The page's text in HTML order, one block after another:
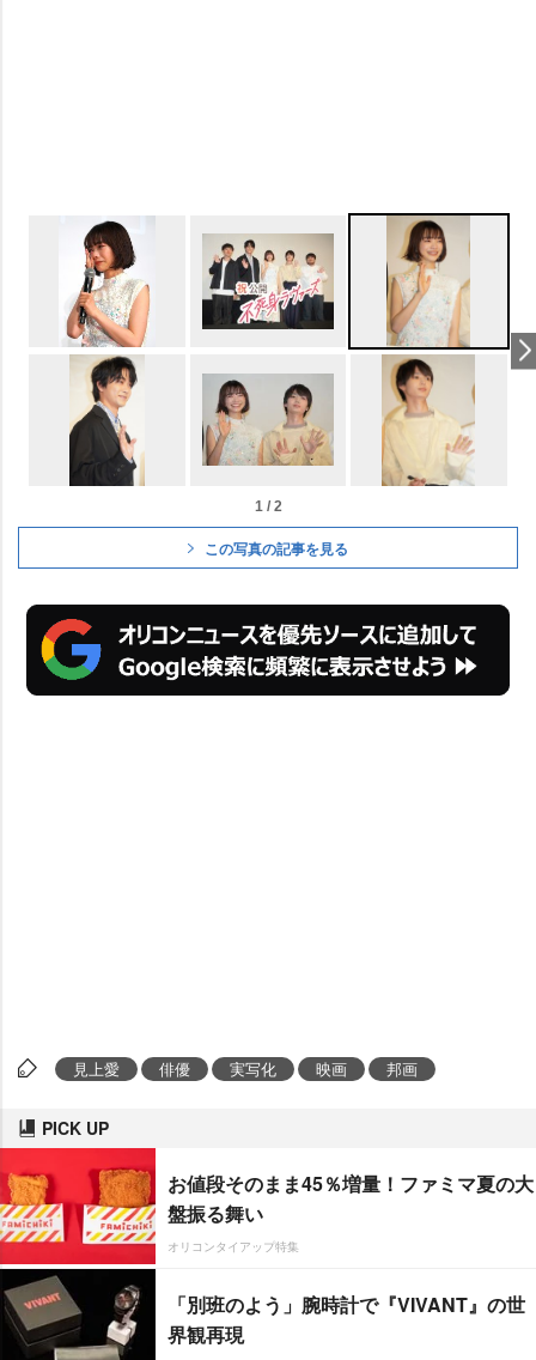
1 / 2
この写真の記事を見る
見上愛 俳優 実写化 映画 邦画
PICK UP
お値段そのまま45％増量！ファミマ夏の大
盤振る舞い
オリコンタイアップ特集
「別班のよう」腕時計で『VIVANT』の世
界観再現